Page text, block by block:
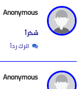
Anonymous
شكراً
اترك رداً
Anonymous